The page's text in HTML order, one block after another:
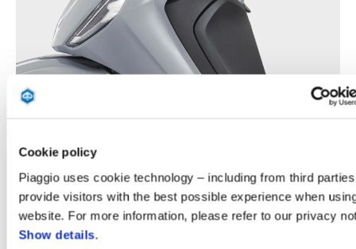
Cookie policy
Piaggio uses cookie technology – including from third
provide visitors with the best possible experience when
website. For more information, please refer to our privacy
Show details.